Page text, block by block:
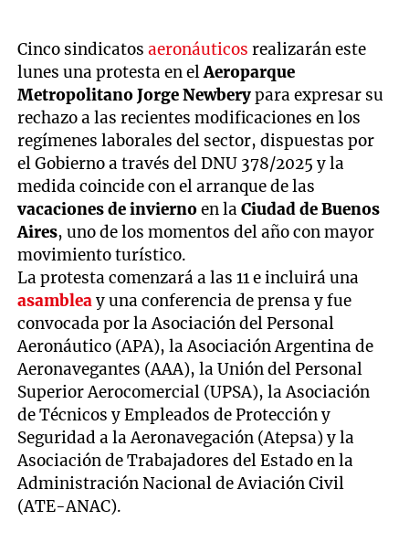
Cinco sindicatosaeronáuticos realizarán este
lunes una protesta en elAeroparque
Metropolitano Jorge Newberypara expresar su
rechazo a las recientes modificaciones en los
regímenes laborales del sector, dispuestas por
el Gobierno a través del DNU 378/2025 y la
medida coincide con el arranque de las
vacaciones de inviernoen laCiudad de Buenos
Aires, uno de los momentos del año con mayor
movimiento turístico.
La protesta comenzará a las 11 e incluirá una
asambleay una conferencia de prensa y fue
convocada por la Asociación del Personal
Aeronáutico (APA), la Asociación Argentina de
Aeronavegantes (AAA), la Unión del Personal
Superior Aerocomercial (UPSA), la Asociación
de Técnicos y Empleados de Protección y
Seguridad a la Aeronavegación (Atepsa) y la
Asociación de Trabajadores del Estado en la
Administración Nacional de Aviación Civil
(ATE-ANAC).